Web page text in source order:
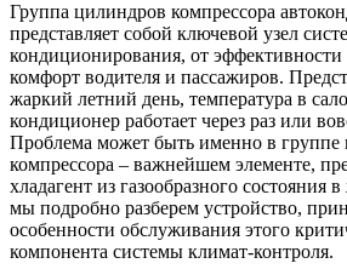
Группа цилиндров компрессора
представляет собой ключевой узел
кондиционирования, от эффективности
комфорт водителя и пассажиров.
жаркий летний день, температура в
кондиционер работает через раз или
Проблема может быть именно в группе
компрессора – важнейшем элементе,
хладагент из газообразного состояния
мы подробно разберем устройство,
особенности обслуживания этого
компонента системы климат-контроля.